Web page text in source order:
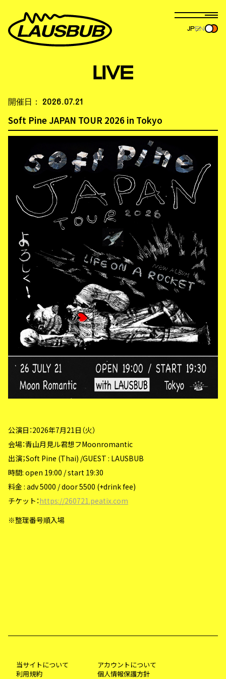
JPEN
LIVE
開催日： 2026.07.21
Soft Pine JAPAN TOUR 2026 in Tokyo
公演日：2026年7月21日（火）
会場：青山月見ル君想フMoonromantic
出演；Soft Pine (Thai) /GUEST : LAUSBUB
時間: open 19:00 / start 19:30
料金 : adv 5000 / door 5500 (+drink fee)
チケット：https://260721.peatix.com
※整理番号順入場
当サイトについて
アカウントについて
利用規約
個人情報保護方針